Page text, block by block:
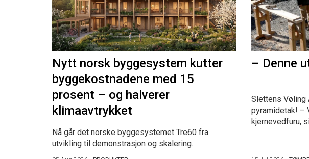
Nytt norsk byggesystem kutter
byggekostnadene med 15
prosent – og halverer
klimaavtrykket
Nå går det norske byggesystemet Tre60 fra
utvikling til demonstrasjon og skalering.
– Denne
Slettens Vøling
pyramidetak! –
kjernevedfuru,